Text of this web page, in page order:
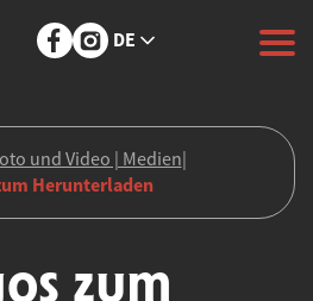
DE
und Video | Medien
Herunterladen
zum